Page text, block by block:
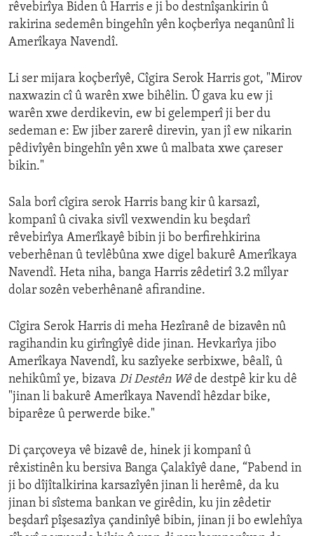
rêvebirîya Biden û Harris e ji bo destnîşankirin û
rakirina sedemên bingehîn yên koçberîya neqanûnî li
Amerîkaya Navendî.
Li ser mijara koçberîyê, Cîgira Serok Harris got, "Mirov
naxwazin cî û warên xwe bihêlin. Û gava ku ew ji
warên xwe derdikevin, ew bi gelemperî ji ber du
sedeman e: Ew jiber zarerê direvin, yan jî ew nikarin
pêdivîyên bingehîn yên xwe û malbata xwe çareser
bikin."
Sala borî cîgira serok Harris bang kir û karsazî,
kompanî û civaka sivîl vexwendin ku beşdarî
rêvebirîya Amerîkayê bibin ji bo berfirehkirina
veberhênan û tevlêbûna xwe digel bakurê Amerîkaya
Navendî. Heta niha, banga Harris zêdetirî 3.2 mîlyar
dolar sozên veberhênanê afirandine.
Cîgira Serok Harris di meha Hezîranê de bizavên nû
ragihandin ku girîngîyê dide jinan. Hevkarîya jibo
Amerîkaya Navendî, ku sazîyeke serbixwe, bêalî, û
nehikûmî ye, bizava Di Destên Wêde destpê kir ku dê
"jinan li bakurê Amerîkaya Navendî hêzdar bike,
biparêze û perwerde bike."
Di çarçoveya vê bizavê de, hinek ji kompanî û
rêxistinên ku bersiva Banga Çalakîyê dane, “Pabend in
ji bo dîjîtalkirina karsazîyên jinan li herêmê, da ku
jinan bi sîstema bankan ve girêdin, ku jin zêdetir
beşdarî pîşesazîya çandinîyê bibin, jinan ji bo ewlehîya